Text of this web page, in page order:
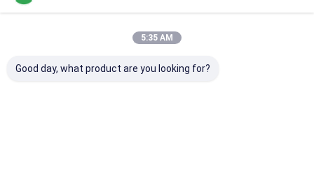
5:35 AM
Good day, what product are you looking for?